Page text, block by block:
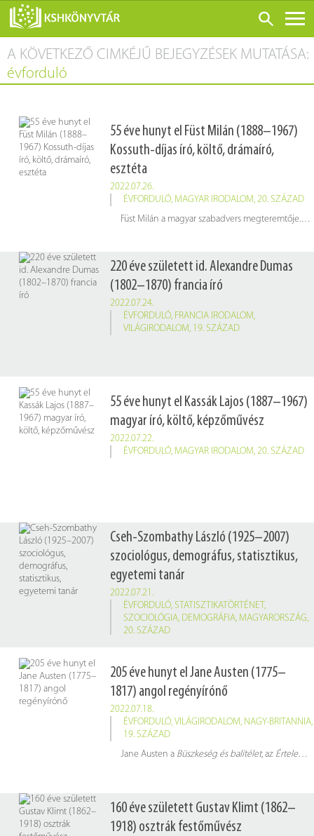
ONLINE KATALÓGUS
RÓLUNK
SZOLGÁLTATÁSOK
KONFERENCIÁK
A KÖVETKEZŐ CIMKÉJŰ BEJEGYZÉSEK MUTATÁSA:
évforduló
55 éve hunyt el Füst Milán (1888–1967)
Kossuth-díjas író, költő, drámaíró,
esztéta
2022.07.26.
ÉVFORDULÓ, MAGYAR IRODALOM, 20. SZÁZAD
Füst Milán a magyar szabadvers megteremtője. 2000-ben a Digitális Irodalmi Akadémia posztumusz tagjai közé választotta.
220 éve született id. Alexandre Dumas
(1802–1870) francia író
2022.07.24.
ÉVFORDULÓ, FRANCIA IRODALOM,
VILÁGIRODALOM, 19. SZÁZAD
55 éve hunyt el Kassák Lajos (1887–1967)
magyar író, költő, képzőművész
2022.07.22.
ÉVFORDULÓ, MAGYAR IRODALOM, 20. SZÁZAD
Cseh-Szombathy László (1925–2007)
szociológus, demográfus, statisztikus,
egyetemi tanár
2022.07.21.
ÉVFORDULÓ, STATISZTIKATÖRTÉNET,
SZOCIOLÓGIA, DEMOGRÁFIA, MAGYARORSZÁG,
20. SZÁZAD
205 éve hunyt el Jane Austen (1775–
1817) angol regényírónő
2022.07.18.
ÉVFORDULÓ, VILÁGIRODALOM, NAGY-BRITANNIA,
19. SZÁZAD
Jane Austen a Büszkeség és balítélet, az Értelem és érzelem
160 éve született Gustav Klimt (1862–
1918) osztrák festőművész